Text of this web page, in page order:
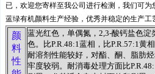
已，欢迎您寄样至我公司进行检测，我们可
蓝绿有机颜料生产经验，优秀并稳定的生产
颜
料
性
蓝光红色，单偶氮，2,3-酸钙盐色
色。比P.R.48:1蓝相，比P.R.57:1黄相
耐溶剂性能较好，对酯、酮、脂肪
牢度较弱。耐消毒处理方面比